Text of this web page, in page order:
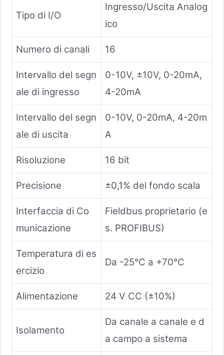
Tipo di I/O
Ingresso/Uscita Analog
ico
Numero di canali 16
Intervallo del segn
ale di ingresso
0-10V, ±10V, 0-20mA,
4-20mA
Intervallo del segn
ale di uscita
0-10V, 0-20mA, 4-20m
A
Risoluzione 16 bit
Precisione ±0,1% del fondo scala
Interfaccia di Co
municazione
Fieldbus proprietario (e
s. PROFIBUS)
Temperatura di es
ercizio
Da -25°C a +70°C
Alimentazione 24 V CC (±10%)
Isolamento
Da canale a canale e d
a campo a sistema